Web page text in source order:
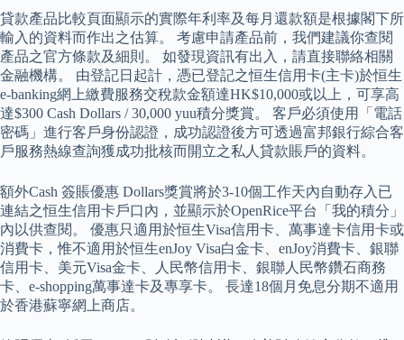
貸款產品比較頁面顯示的實際年利率及每月還款額是根據閣下所
輸入的資料而作出之估算。 考慮申請產品前，我們建議你查閱
產品之官方條款及細則。 如發現資訊有出入，請直接聯絡相關
金融機構。 由登記日起計，憑已登記之恒生信用卡(主卡)於恒生
e-banking網上繳費服務交稅款金額達HK$10,000或以上，可享高
達$300 Cash Dollars / 30,000 yuu積分獎賞。 客戶必須使用「電話
密碼」進行客戶身份認證，成功認證後方可透過富邦銀行綜合客
戶服務熱線查詢獲成功批核而開立之私人貸款賬戶的資料。
額外Cash 簽賬優惠 Dollars獎賞將於3-10個工作天內自動存入已
連結之恒生信用卡戶口內，並顯示於OpenRice平台「我的積分」
內以供查閱。 優惠只適用於恒生Visa信用卡、萬事達卡信用卡或
消費卡，惟不適用於恒生enJoy Visa白金卡、enJoy消費卡、銀聯
信用卡、美元Visa金卡、人民幣信用卡、銀聯人民幣鑽石商務
卡、e-shopping萬事達卡及專享卡。 長達18個月免息分期不適用
於香港蘇寧網上商店。